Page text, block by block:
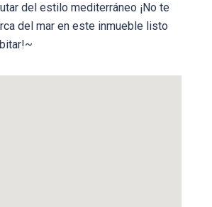
del estilo mediterráneo ¡No te
del mar en este inmueble listo